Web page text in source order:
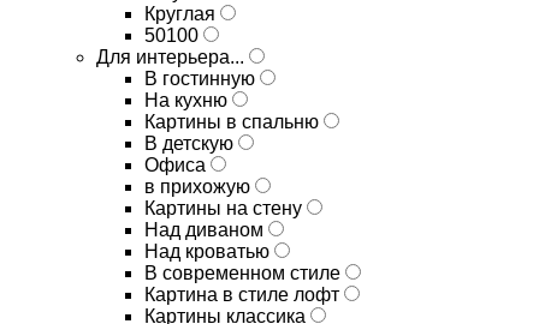
Круглая
50100
Для интерьера...
В гостинную
На кухню
Картины в спальню
В детскую
Офиса
в прихожую
Картины на стену
Над диваном
Над кроватью
В современном стиле
Картина в стиле лофт
Картины классика